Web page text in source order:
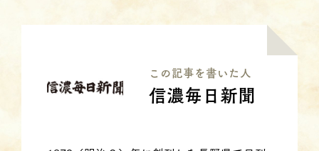
この記事を書いた⼈
信濃毎日新聞